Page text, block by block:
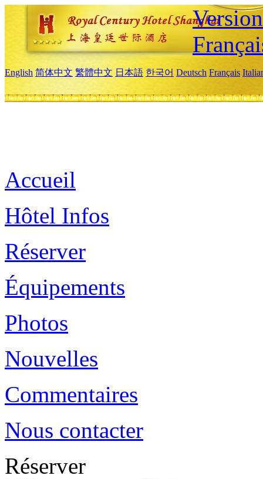
English 简体中文 繁體中文 日本語 한국어 Deutsch Français
Accueil
Hôtel Infos
Réserver
Équipements
Photos
Nouvelles
Commentaires
Nous contacter
Réserver